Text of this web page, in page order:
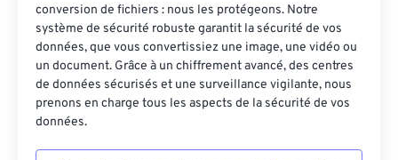
conversion de fichiers : nous les protégeons. Notre
système de sécurité robuste garantit la sécurité de vos
données, que vous convertissiez une image, une vidéo ou
un document. Grâce à un chiffrement avancé, des centres
de données sécurisés et une surveillance vigilante, nous
prenons en charge tous les aspects de la sécurité de vos
données.